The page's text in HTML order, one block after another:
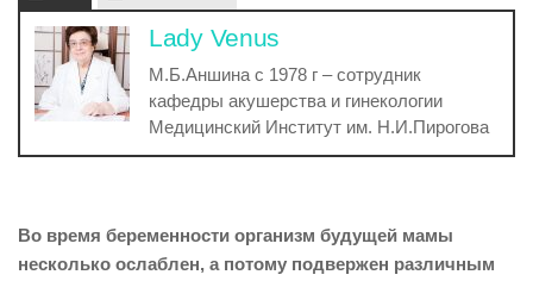
Lady Venus
М.Б.Аншина с 1978 г – сотрудник
кафедры акушерства и гинекологии
Медицинский Институт им. Н.И.Пирогова
Во время беременности организм будущей мамы
несколько ослаблен, а потому подвержен различным